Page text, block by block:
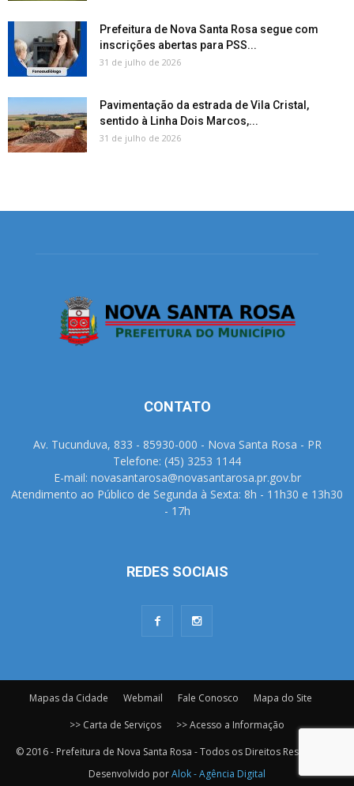
Prefeitura de Nova Santa Rosa segue com
inscrições abertas para PSS...
31 de julho de 2026
Pavimentação da estrada de Vila Cristal,
sentido à Linha Dois Marcos,...
31 de julho de 2026
CONTATO
Av. Tucunduva, 833 - 85930-000 - Nova Santa Rosa - PR
Telefone: (45) 3253 1144
E-mail: novasantarosa@novasantarosa.pr.gov.br
Atendimento ao Público de Segunda à Sexta: 8h - 11h30 e 13h30
- 17h
REDES SOCIAIS
Mapas da Cidade Webmail Fale Conosco
Mapa do Site
>> Carta de Serviços
>> Acesso a Informação
© 2016 - Prefeitura de Nova Santa Rosa - Todos os Direitos Reservados.
Desenvolvido porAlok - Agência Digital